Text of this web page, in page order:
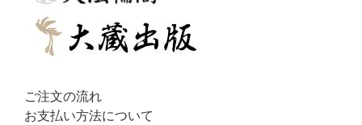
ご注文の流れ
お支払い方法について